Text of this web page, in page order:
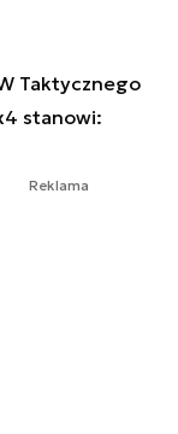
Taktycznego
stanowi:
Reklama